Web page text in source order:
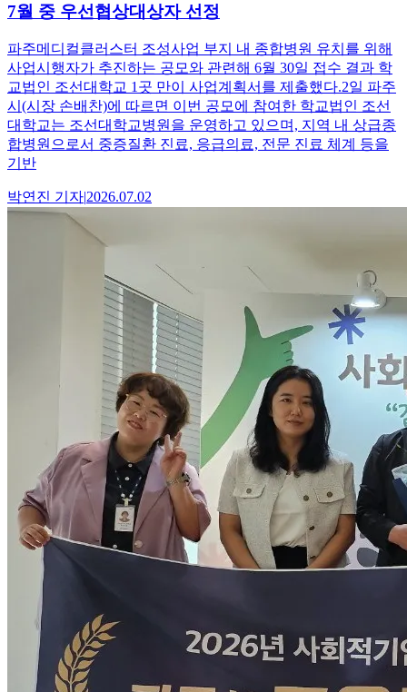
7월 중 우선협상대상자 선정
파주메디컬클러스터 조성사업 부지 내 종합병원 유치를 위해
사업시행자가 추진하는 공모와 관련해 6월 30일 접수 결과 학
교법인 조선대학교 1곳 만이 사업계획서를 제출했다.2일 파주
시(시장 손배찬)에 따르면 이번 공모에 참여한 학교법인 조선
대학교는 조선대학교병원을 운영하고 있으며, 지역 내 상급종
합병원으로서 중증질환 진료, 응급의료, 전문 진료 체계 등을
기반
박연진 기자|2026.07.02